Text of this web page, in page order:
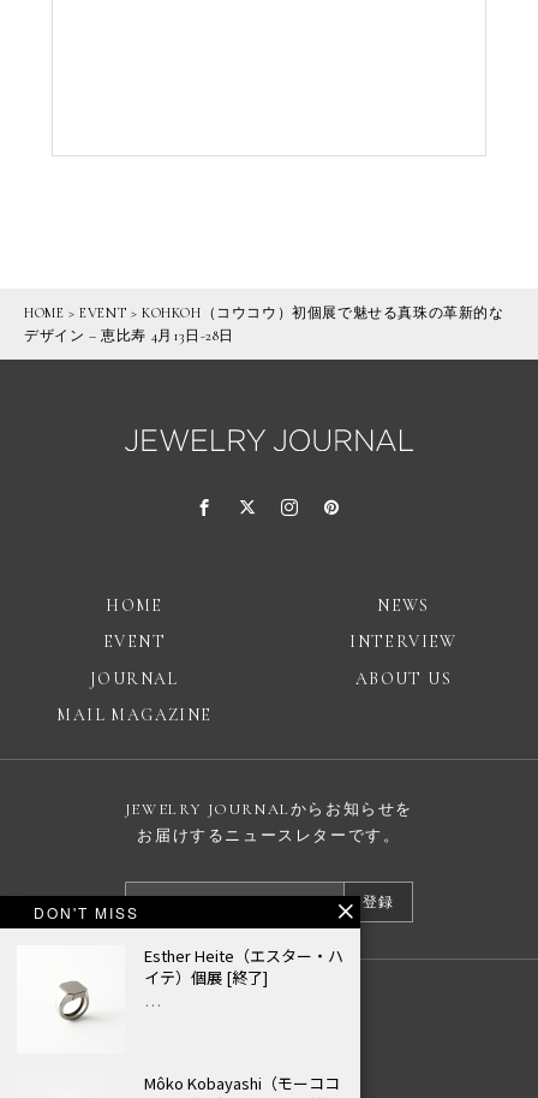
HOME >EVENT >KOHKOH（コウコウ）初個展で魅せる真珠の革新的な
デザイン – 恵比寿 4月13日-28日
HOME
NEWS
EVENT
INTERVIEW
JOURNAL
ABOUT US
MAIL MAGAZINE
JEWELRY JOURNALからお知らせを
お届けするニュースレターです。
登録
© JEWELRY JOURNAL
DON'T MISS
Esther Heite（エスター・ハ
イテ）個展 [終了]
…
Môko Kobayashi（モーココ